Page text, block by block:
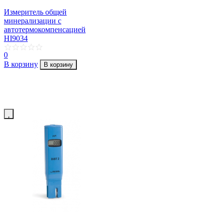
Измеритель общей
минерализации с
автотермокомпенсацией
HI9034
0
В корзину
В корзину